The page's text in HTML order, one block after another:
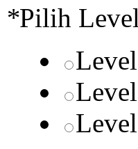
*Pilih